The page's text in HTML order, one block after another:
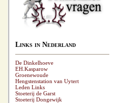
Links in Nederland
De Dinkelhoeve
EH.Kasparow
Groenewoude
Hengstenstation van Uytert
Leden Links
Stoeterij de Garst
Stoeterij Dongewijk